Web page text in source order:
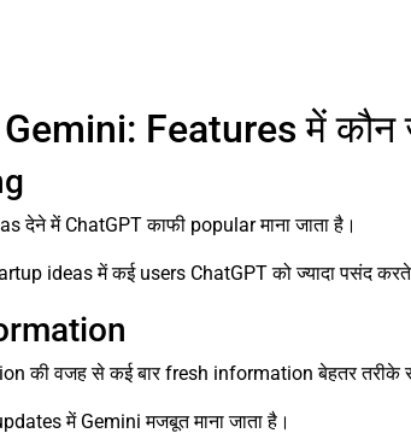
Features में कौन
में ChatGPT काफी popular माना जाता है।
ideas में कई users ChatGPT को ज्यादा पसंद
की वजह से कई बार fresh information बेहतर तरीके से
में Gemini मजबूत माना जाता है।